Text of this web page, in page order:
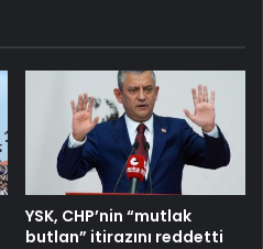
YSK, CHP’nin “mutlak
butlan” itirazını reddetti